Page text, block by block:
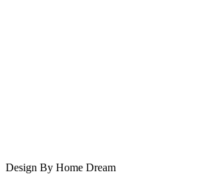
Design By Home Dream